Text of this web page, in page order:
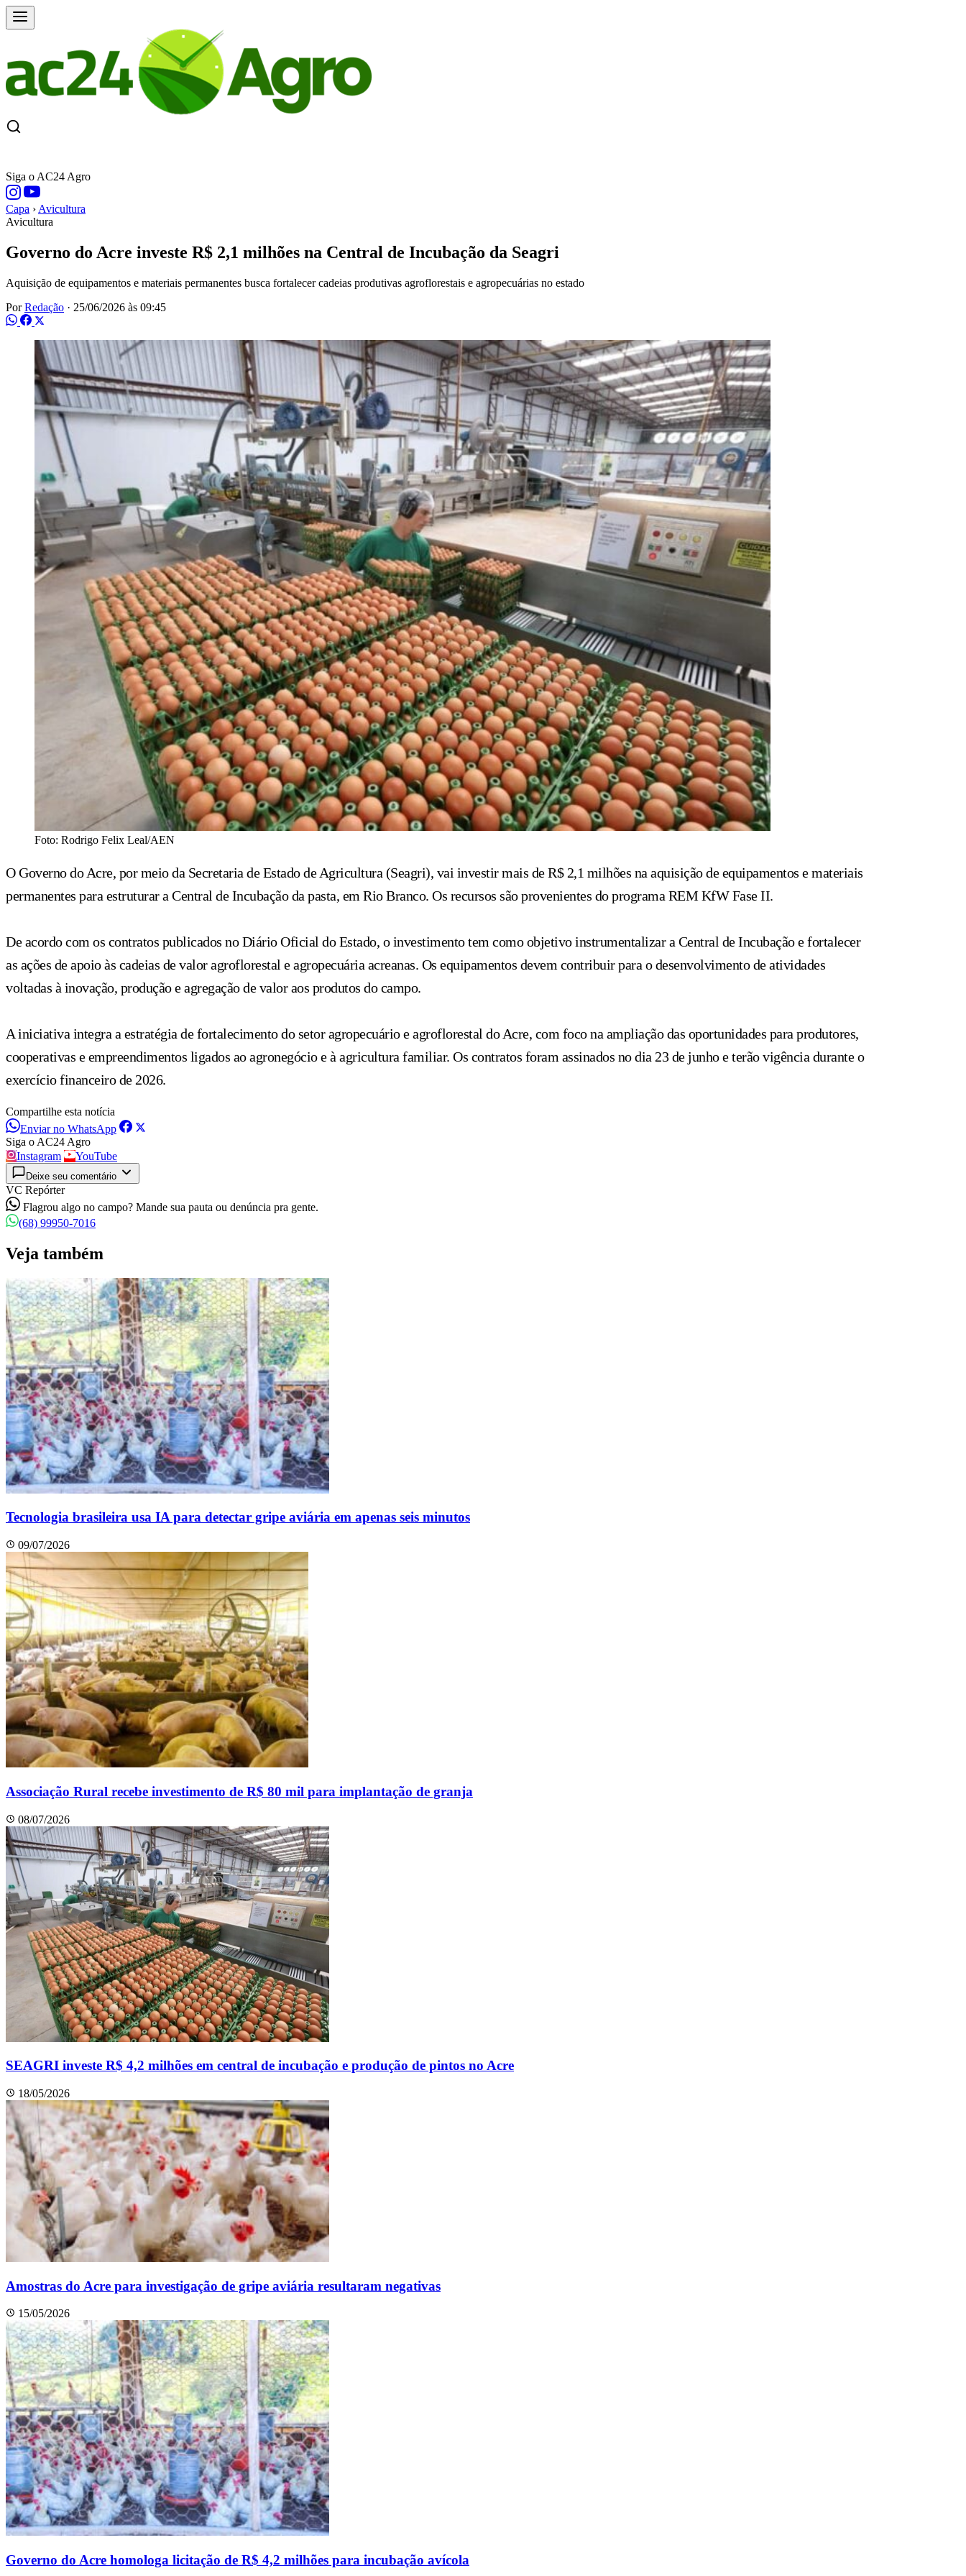
Siga o AC24 Agro
Capa › Avicultura
Avicultura
Governo do Acre investe R$ 2,1 milhões na Central de Incubação da Seagri
Aquisição de equipamentos e materiais permanentes busca fortalecer cadeias produtivas agroflorestais e agropecuárias no estado
PorRedação · 25/06/2026 às 09:45
Foto: Rodrigo Felix Leal/AEN
O Governo do Acre, por meio da Secretaria de Estado de Agricultura (Seagri), vai investir mais de R$ 2,1 milhões na aquisição de equipamentos e materiais
permanentes para estruturar a Central de Incubação da pasta, em Rio Branco. Os recursos são provenientes do programa REM KfW Fase II.
De acordo com os contratos publicados no Diário Oficial do Estado, o investimento tem como objetivo instrumentalizar a Central de Incubação e fortalecer
as ações de apoio às cadeias de valor agroflorestal e agropecuária acreanas. Os equipamentos devem contribuir para o desenvolvimento de atividades
voltadas à inovação, produção e agregação de valor aos produtos do campo.
A iniciativa integra a estratégia de fortalecimento do setor agropecuário e agroflorestal do Acre, com foco na ampliação das oportunidades para produtores,
cooperativas e empreendimentos ligados ao agronegócio e à agricultura familiar. Os contratos foram assinados no dia 23 de junho e terão vigência durante o
exercício financeiro de 2026.
Compartilhe esta notícia
Enviar no WhatsApp
Siga o AC24 Agro
Instagram
YouTube
Deixe seu comentário
VC Repórter
Flagrou algo no campo? Mande sua pauta ou denúncia pra gente.
(68) 99950-7016
Veja também
Tecnologia brasileira usa IA para detectar gripe aviária em apenas seis minutos
09/07/2026
Associação Rural recebe investimento de R$ 80 mil para implantação de granja
08/07/2026
SEAGRI investe R$ 4,2 milhões em central de incubação e produção de pintos no Acre
18/05/2026
Amostras do Acre para investigação de gripe aviária resultaram negativas
15/05/2026
Governo do Acre homologa licitação de R$ 4,2 milhões para incubação avícola